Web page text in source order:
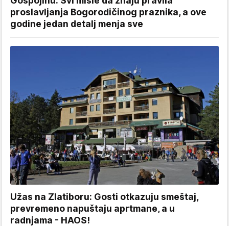
proslavljanja Bogorodičinog praznika, a ove
godine jedan detalj menja sve
Užas na Zlatiboru: Gosti otkazuju smeštaj,
prevremeno napuštaju aprtmane, a u
radnjama - HAOS!